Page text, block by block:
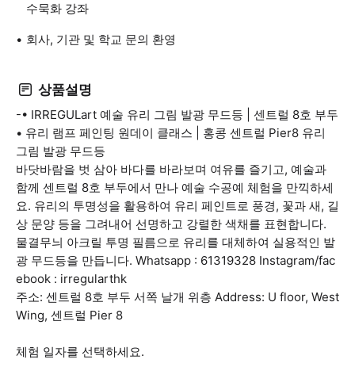
수묵화 강좌
회사, 기관 및 학교 문의 환영
상품설명
-• IRREGULart 예술 유리 그림 발광 무드등 | 센트럴 8호 부두
• 유리 램프 페인팅 원데이 클래스 | 홍콩 센트럴 Pier8 유리
그림 발광 무드등
바닷바람을 벗 삼아 바다를 바라보며 여유를 즐기고, 예술과
함께 센트럴 8호 부두에서 만나 예술 수공예 체험을 만끽하세
요. 유리의 투명성을 활용하여 유리 페인트로 풍경, 꽃과 새, 길
상 문양 등을 그려내어 선명하고 강렬한 색채를 표현합니다.
물결무늬 아크릴 투명 필름으로 유리를 대체하여 실용적인 발
광 무드등을 만듭니다. Whatsapp : 61319328 Instagram/fac
ebook : irregularthk
주소: 센트럴 8호 부두 서쪽 날개 위층 Address: U floor, West
Wing, 센트럴 Pier 8
체험 일자를 선택하세요.